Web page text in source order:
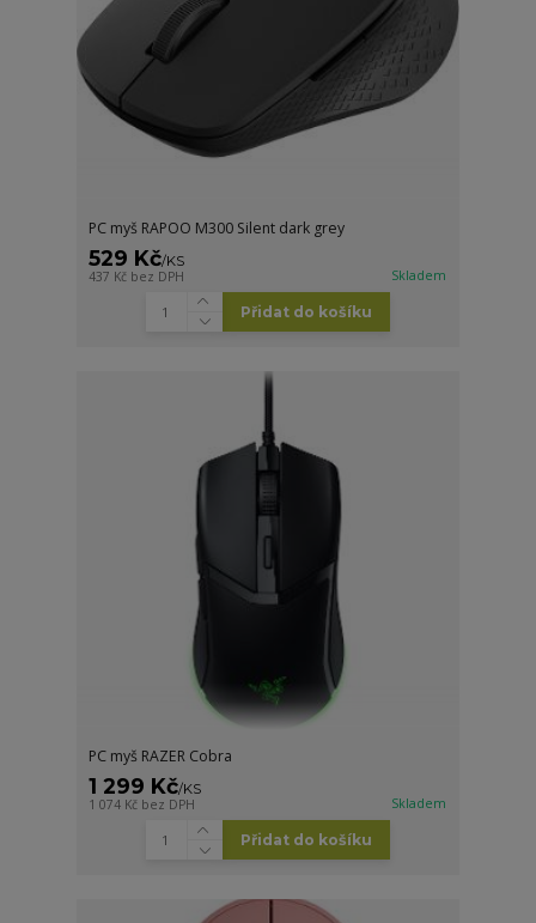
PC myš RAPOO M300 Silent dark grey
529 Kč/KS
437 Kč bez DPH Skladem
Přidat do košíku
PC myš RAZER Cobra
1 299 Kč/KS
1 074 Kč bez DPH Skladem
Přidat do košíku